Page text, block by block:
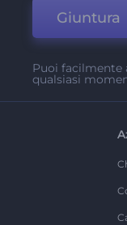
Giuntura
Puoi facilmente
qualsiasi